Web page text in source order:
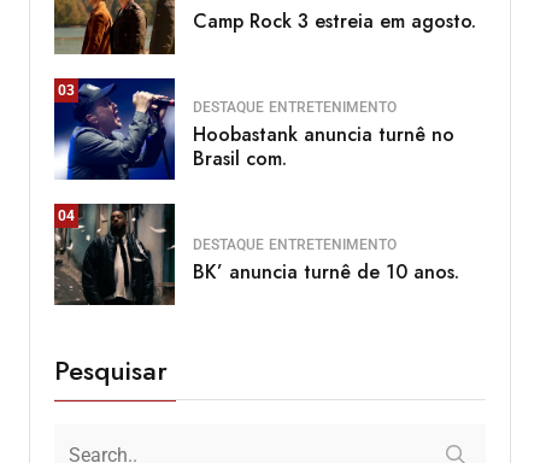
Camp Rock 3 estreia em agosto.
03
DESTAQUE ENTRETENIMENTO
Hoobastank anuncia turnê no
Brasil com.
04
DESTAQUE ENTRETENIMENTO
BK’ anuncia turnê de 10 anos.
Pesquisar